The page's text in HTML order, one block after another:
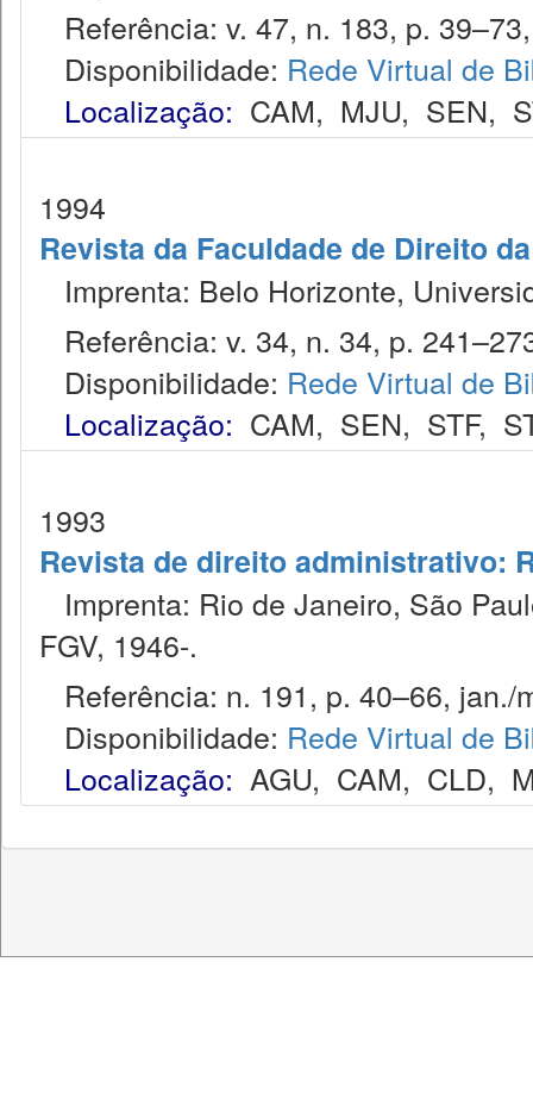
Referência: v. 47, n. 183, p.
Disponibilidade: Rede Virtual de
Localização: CAM, MJU, SEN,
1994
Revista da Faculdade de Direito
Imprenta: Belo Horizonte,
Referência: v. 34, n. 34, p.
Disponibilidade: Rede Virtual de
Localização: CAM, SEN, STF,
1993
Revista de direito administrativo:
Imprenta: Rio de Janeiro, São
FGV, 1946-.
Referência: n. 191, p. 40–66, jan./
Disponibilidade: Rede Virtual de
Localização: AGU, CAM, CLD,